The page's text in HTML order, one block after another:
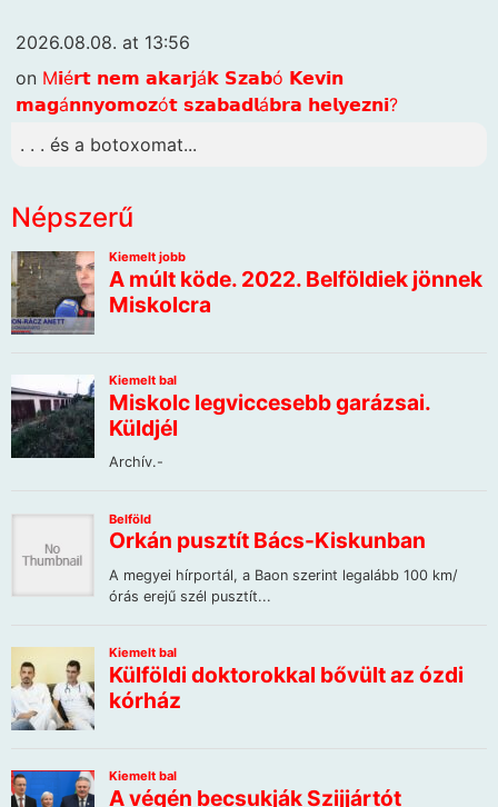
2026.08.08. at 13:56
on M𝗶é𝗿𝘁 𝗻𝗲𝗺 𝗮𝗸𝗮𝗿𝗷á𝗸 𝗦𝘇𝗮𝗯ó 𝗞𝗲𝘃𝗶𝗻
𝗺𝗮𝗴á𝗻𝗻𝘆𝗼𝗺𝗼𝘇ó𝘁 𝘀𝘇𝗮𝗯𝗮𝗱𝗹á𝗯𝗿𝗮 𝗵𝗲𝗹𝘆𝗲𝘇𝗻𝗶?
. . . és a botoxomat...
Népszerű